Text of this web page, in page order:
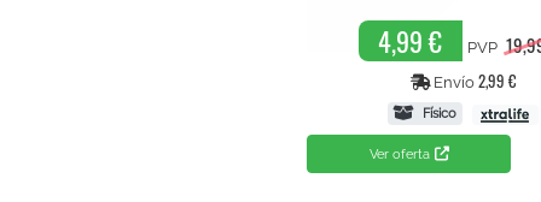
4,99 € PVP
Envío 2,99 €
Físico
Ver oferta